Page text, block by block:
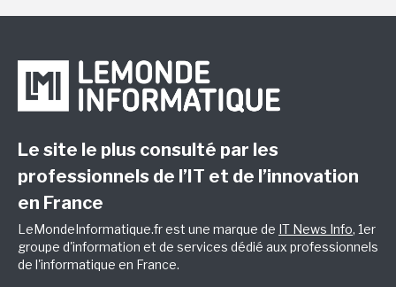
Le site le plus consulté par les
professionnels de l’IT et de l’innovation
en France
LeMondeInformatique.fr est une marque de IT News Info, 1er
groupe d'information et de services dédié aux professionnels
de l'informatique en France.